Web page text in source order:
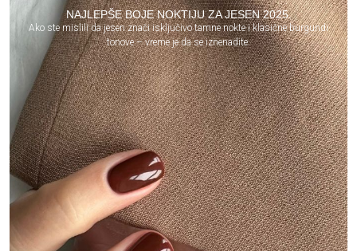
NAJLEPŠE BOJE NOKTIJU ZA JESEN 2025.
Ako ste mislili da jesen znači isključivo tamne nokte i klasične burgundi
tonove – vreme je da se iznenadite.